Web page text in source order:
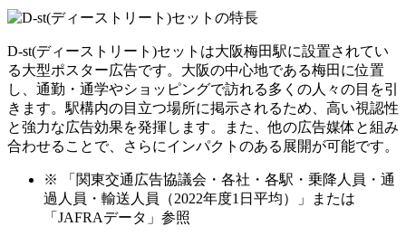
D-st(ディーストリート)セットは大阪梅田駅に設置されてい
る大型ポスター広告です。大阪の中心地である梅田に位置
し、通勤・通学やショッピングで訪れる多くの人々の目を引
きます。駅構内の目立つ場所に掲示されるため、高い視認性
と強力な広告効果を発揮します。また、他の広告媒体と組み
合わせることで、さらにインパクトのある展開が可能です。
※ 「関東交通広告協議会・各社・各駅・乗降人員・通
過人員・輸送人員（2022年度1日平均）」または
「JAFRAデータ」参照